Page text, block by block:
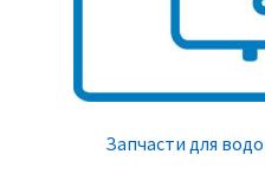
Запчасти для